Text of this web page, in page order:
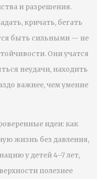
и разрешения.
кричать, бегать
быть сильными — не
Они учатся
неудачи, находить
важнее, чем умение
идеи: как
жизнь без давления,
у детей 4–7 лет,
полезнее